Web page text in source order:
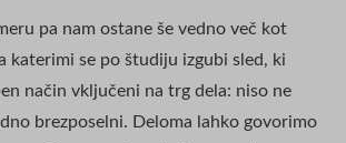
pa nam ostane še vedno več kot
katerimi se po študiju izgubi sled, ki
način vključeni na trg dela: niso ne
brezposelni. Deloma lahko govorimo